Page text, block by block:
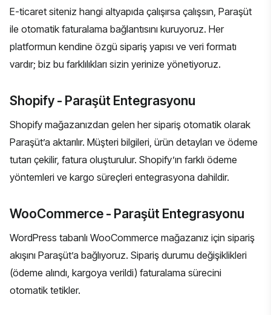
E-ticaret siteniz hangi altyapıda çalışırsa çalışsın, Paraşüt
ile otomatik faturalama bağlantısını kuruyoruz. Her
platformun kendine özgü sipariş yapısı ve veri formatı
vardır; biz bu farklılıkları sizin yerinize yönetiyoruz.
Shopify - Paraşüt Entegrasyonu
Shopify mağazanızdan gelen her sipariş otomatik olarak
Paraşüt’a aktarılır. Müşteri bilgileri, ürün detayları ve ödeme
tutarı çekilir, fatura oluşturulur. Shopify’ın farklı ödeme
yöntemleri ve kargo süreçleri entegrasyona dahildir.
WooCommerce - Paraşüt Entegrasyonu
WordPress tabanlı WooCommerce mağazanız için sipariş
akışını Paraşüt’a bağlıyoruz. Sipariş durumu değişiklikleri
(ödeme alındı, kargoya verildi) faturalama sürecini
otomatik tetikler.